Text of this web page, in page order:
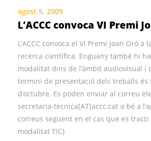
agost 5, 2009
L’ACCC convoca VI Premi
L’ACCC convoca el VI Premi Joan Oró
recerca científica. Enguany també hi
modalitat dins de l’àmbit audiovisual i
termini de presentació dels treballs és
d’octubre. Es poden enviar al correu
secretaria-tecnica[AT]accc.cat o bé a
correus següent en el cas que es tracti
modalitat TIC)